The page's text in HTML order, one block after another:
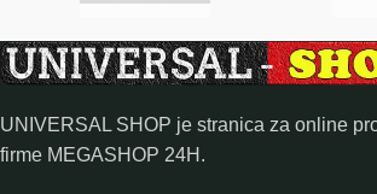
UNIVERSAL SHOP je stranica za online
firme MEGASHOP 24H.